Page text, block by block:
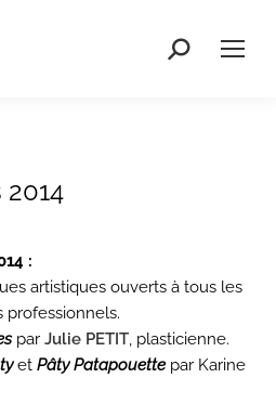
Recherche
:
artistiques ouverts à tous les
professionnels.
par Julie PETIT, plasticienne.
et Pâty Patapouette par Karine